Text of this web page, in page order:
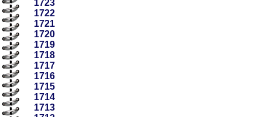
1723
1722
1721
1720
1719
1718
1717
1716
1715
1714
1713